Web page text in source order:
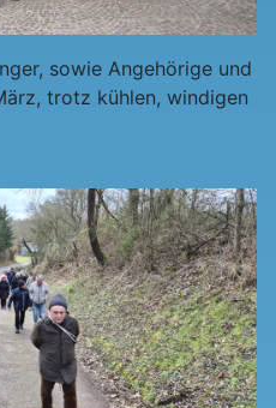
sowie Angehörige und
trotz kühlen, windigen